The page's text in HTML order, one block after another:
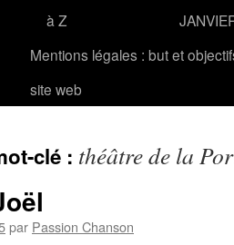
à Z
Mentions légales : but et
site web
clé : théâtre de la
par Passion Chanson